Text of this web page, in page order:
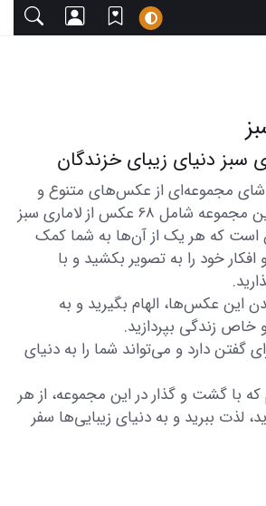
مجموعه‌ای از عکس‌های متنوع و
زیبا دعوت می‌کنیم. این مجموعه شامل 68 عکس از لاماری سبز
است که هر یک از آن‌ها به شما کمک
خود را به تصویر بکشید و با
این عکس‌ها، الهام بگیرید و به
خاص زندگی بپردازید.
گفتن دارد و می‌تواند شما را به دنیای
با گشت و گذار در این مجموعه، از هر
لذت ببرید و به دنیای زیبایی‌ها سفر